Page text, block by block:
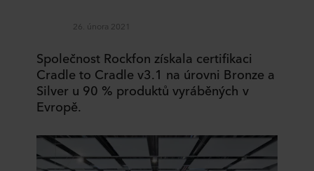
26. února 2021
Společnost Rockfon získala certifikaci
Cradle to Cradle v3.1 na úrovni Bronze a
Silver u 90 % produktů vyráběných v
Evropě.